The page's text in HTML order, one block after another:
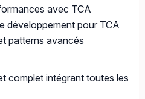
avec TCA
développement pour TCA
patterns avancés
complet intégrant toutes les